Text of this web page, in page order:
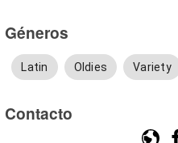
Géneros
Latin Oldies Variety
Contacto